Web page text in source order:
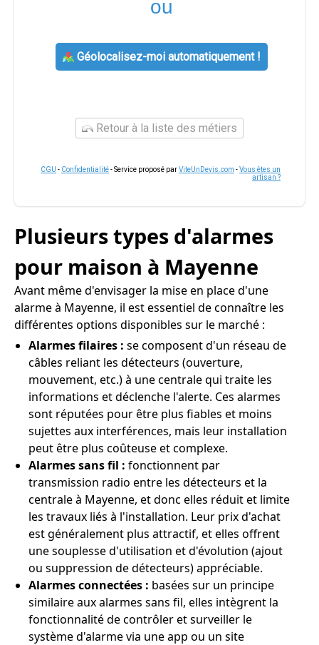
ou
Géolocalisez-moi automatiquement !
Retour à la liste des métiers
CGU - Confidentialité- Service proposé parViteUnDevis.com -Vous êtes un
artisan ?
Plusieurs types d'alarmes
pour maison à Mayenne
Avant même d'envisager la mise en place d'une
alarme à Mayenne, il est essentiel de connaître les
différentes options disponibles sur le marché :
Alarmes filaires : se composent d'un réseau de
câbles reliant les détecteurs (ouverture,
mouvement, etc.) à une centrale qui traite les
informations et déclenche l'alerte. Ces alarmes
sont réputées pour être plus fiables et moins
sujettes aux interférences, mais leur installation
peut être plus coûteuse et complexe.
Alarmes sans fil : fonctionnent par
transmission radio entre les détecteurs et la
centrale à Mayenne, et donc elles réduit et limite
les travaux liés à l'installation. Leur prix d'achat
est généralement plus attractif, et elles offrent
une souplesse d'utilisation et d'évolution (ajout
ou suppression de détecteurs) appréciable.
Alarmes connectées : basées sur un principe
similaire aux alarmes sans fil, elles intègrent la
fonctionnalité de contrôler et surveiller le
système d'alarme via une app ou un site